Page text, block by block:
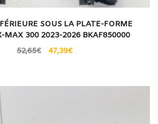
SOUS LA PLATE-FORME
MAX 300 2023-2026 BKAF850000
52,65€ 47,39€